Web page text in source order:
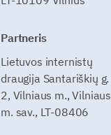
Partneris
Lietuvos internistų
draugija Santariškių g.
2, Vilniaus m., Vilniaus
m. sav., LT-08406